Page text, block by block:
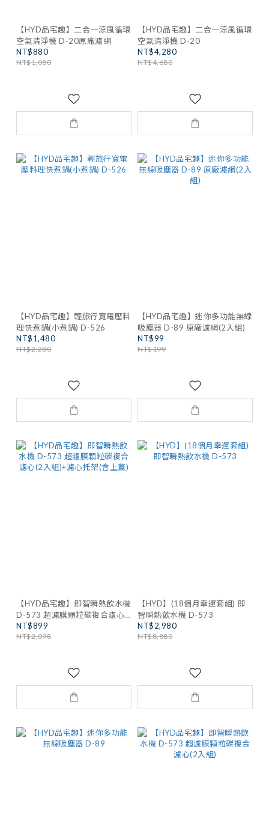
【HYD品宅趣】二合一涼風循環
空氣清淨機 D-20原廠濾網
NT$880
NT$1,080
【HYD品宅趣】二合一涼風循環
空氣清淨機 D-20
NT$4,280
NT$4,680
【HYD品宅趣】輕旅行寬電壓料
理快煮鍋(小煮鍋) D-526
NT$1,480
NT$2,280
【HYD品宅趣】迷你多功能無線
吸塵器 D-89 原廠濾網(2入組)
NT$99
NT$199
【HYD品宅趣】即智瞬熱飲水機
D-573 超濾膜顆粒碳複合濾心
(2入組)+濾心托架(含上蓋)
NT$899
NT$2,098
【HYD】(18個月幸運套組) 即
智瞬熱飲水機 D-573
NT$2,980
NT$8,880